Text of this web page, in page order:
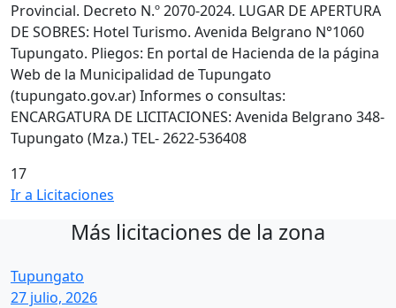
Provincial. Decreto N.º 2070-2024. LUGAR DE APERTURA
DE SOBRES: Hotel Turismo. Avenida Belgrano N°1060
Tupungato. Pliegos: En portal de Hacienda de la página
Web de la Municipalidad de Tupungato
(tupungato.gov.ar) Informes o consultas:
ENCARGATURA DE LICITACIONES: Avenida Belgrano 348-
Tupungato (Mza.) TEL- 2622-536408
17
Ir a Licitaciones
Más licitaciones de la zona
Tupungato
27 julio, 2026